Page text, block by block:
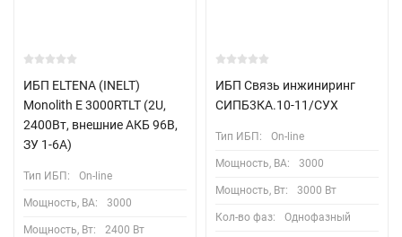
ИБП ELTENA (INELT)
Monolith E 3000RTLT (2U,
2400Вт, внешние АКБ 96В,
ЗУ 1-6А)
Тип ИБП: On-line
Мощность, ВА: 3000
Мощность, Вт: 2400 Вт
ИБП Связь инжиниринг
СИПБ3КA.10-11/СУХ
Тип ИБП: On-line
Мощность, ВА: 3000
Мощность, Вт: 3000 Вт
Кол-во фаз: Однофазный